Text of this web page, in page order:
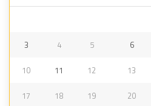
3 4 5 6
10 11 12 13
17 18 19 20